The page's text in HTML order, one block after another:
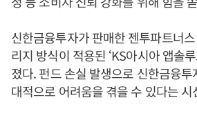
신한금융투자가 판매한 젠투파트너
리지 방식이 적용된 ‘KS아시아 앱솔
졌다. 펀드 손실 발생으로 신한금융
대적으로 어려움을 겪을 수 있다는